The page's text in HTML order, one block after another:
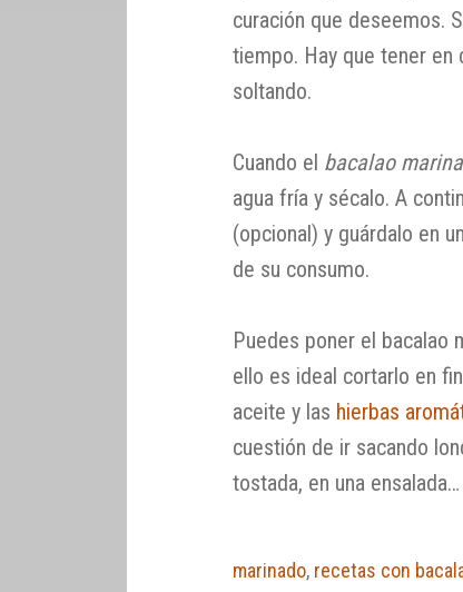
curación que deseemos.
tiempo. Hay que tener
soltando.
Cuando el bacalao
agua fría y sécalo. A
(opcional) y guárdalo en
de su consumo.
Puedes poner el bacalao
ello es ideal cortarlo en
aceite y las hierbas
cuestión de ir sacando
tostada, en una ensalada…
marinado, recetas con